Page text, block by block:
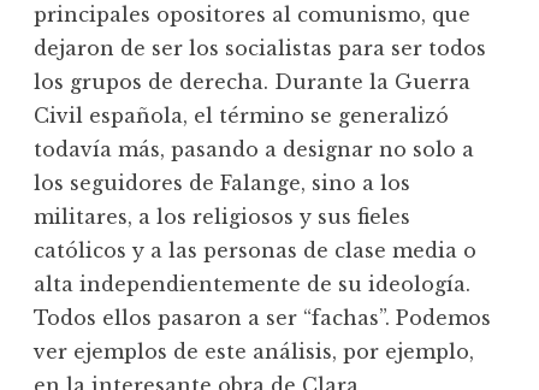
principales opositores al comunismo, que
dejaron de ser los socialistas para ser todos
los grupos de derecha. Durante la Guerra
Civil española, el término se generalizó
todavía más, pasando a designar no solo a
los seguidores de Falange, sino a los
militares, a los religiosos y sus fieles
católicos y a las personas de clase media o
alta independientemente de su ideología.
Todos ellos pasaron a ser “fachas”. Podemos
ver ejemplos de este análisis, por ejemplo,
en la interesante obra de Clara